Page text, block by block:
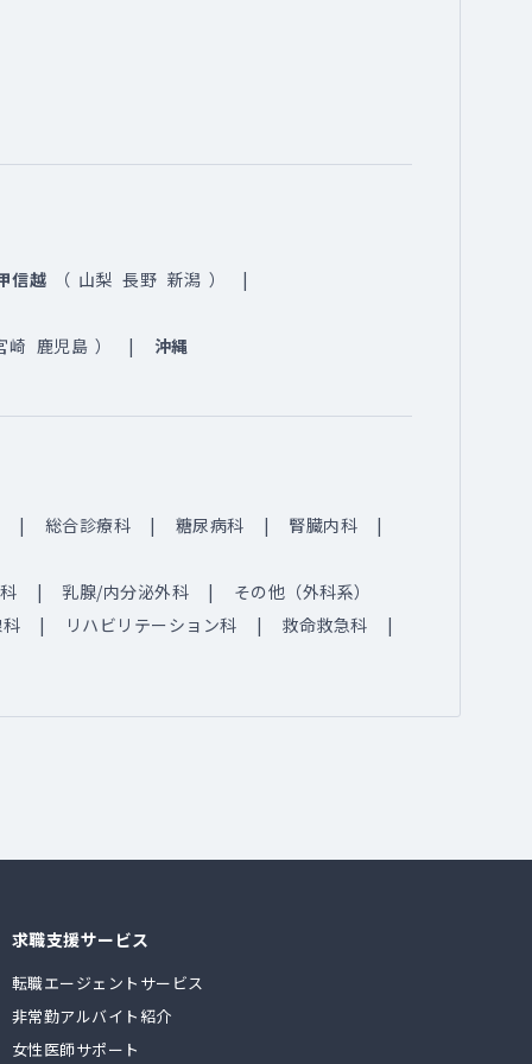
信越 （ 山梨 長野 新潟 ）
崎 鹿児島 ） 沖縄
総合診療科 糖尿病科 腎臓内科
乳腺/内分泌外科
その他（外科系）
リハビリテーション科 救命救急科
求職支援サービス
転職エージェントサービス
非常勤アルバイト紹介
女性医師サポート